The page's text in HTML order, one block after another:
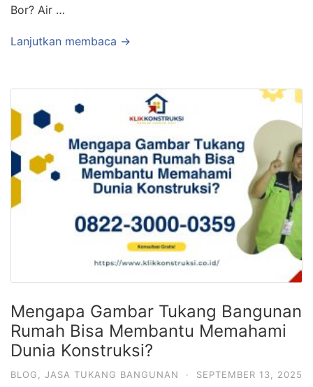
Bor? Air …
Lanjutkan membaca →
Mengapa Gambar Tukang Bangunan
Rumah Bisa Membantu Memahami
Dunia Konstruksi?
BLOG JASA TUKANG BANGUNAN · SEPTEMBER 13, 2025